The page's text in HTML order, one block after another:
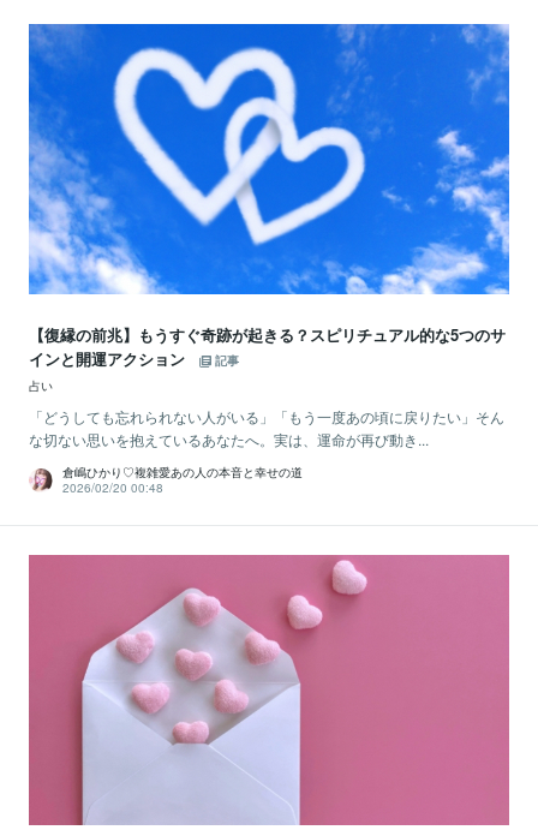
【復縁の前兆】もうすぐ奇跡が起きる？スピリチュアル的な5つのサ
インと開運アクション
記事
占い
「どうしても忘れられない人がいる」「もう一度あの頃に戻りたい」そん
な切ない思いを抱えているあなたへ。実は、運命が再び動き...
倉嶋ひかり♡複雑愛あの人の本音と幸せの道
2026/02/20 00:48